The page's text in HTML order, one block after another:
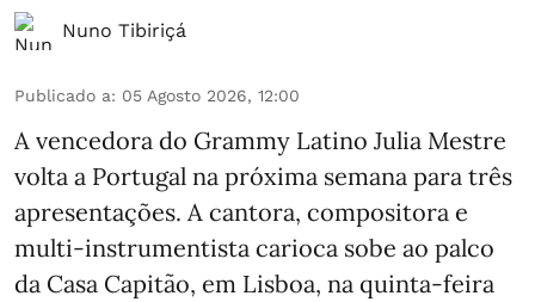
Nuno Tibiriçá
Publicado a: 05 Agosto 2026, 12:00
A vencedora do Grammy Latino Julia Mestre
volta a Portugal na próxima semana para três
apresentações. A cantora, compositora e
multi-instrumentista carioca sobe ao palco
da Casa Capitão, em Lisboa, na quinta-feira